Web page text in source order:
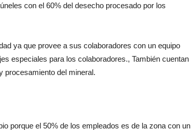
con el 60% del desecho procesado por los
ya que provee a sus colaboradores con un equipo
especiales para los colaboradores., También cuentan
procesamiento del mineral.
porque el 50% de los empleados es de la zona con un